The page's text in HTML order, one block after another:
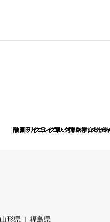
品川区
リクライニング車いす,ストレッチ
リクライニング車いす,ストレッチ
リクライニング車いす,階段介助,車
酸素,リクライニング車いす,ストレ
酸素,リクライニング車いす,ストレ
リクライニング車いす,ストレッチ
酸素,リクライニング車いす,ストレ
リクライニング車いす,ストレッチ
リクライニング車いす,ストレッチ
山形県 福島県